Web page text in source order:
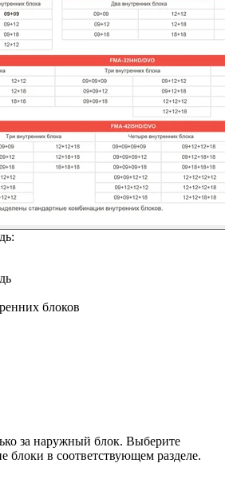
:
блоков
за наружный блок. Выберите
блоки в соответствующем разделе.